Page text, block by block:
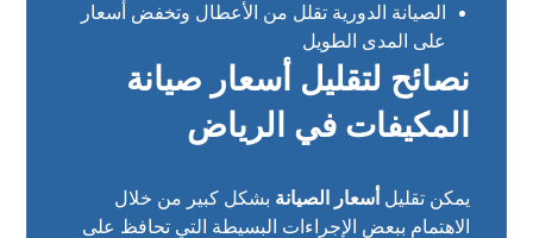
الصيانة الدورية تقلل من الأعطال وتخفض أسعار
على المدى الطويل
نصائح لتقليل أسعار صيانة
المكيفات في الرياض
يمكن تقليل أسعار الصيانة بشكل كبير من خلال
الاهتمام ببعض الإجراءات البسيطة التي تحافظ على